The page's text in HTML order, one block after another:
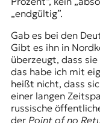
„endgültig”.
Gab es bei den
Gibt es ihn in
überzeugt, dass
das habe ich mit
heißt nicht, dass
einer langen
russische
der Point of no